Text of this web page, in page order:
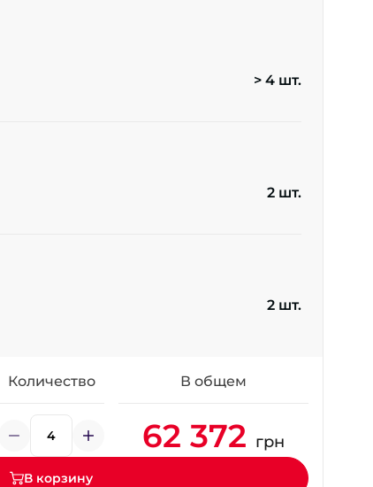
+38 (098) 911-911-4
> 4 шт.
2 шт.
2 шт.
Количество В общем
62 372 грн
В корзину